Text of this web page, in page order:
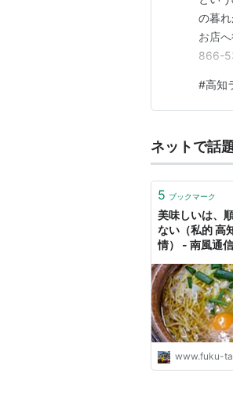
の暮
お店
866-
う告
こん…
#高知
ネットで話
5 ブックマーク
美味しいは、
ない（私的 高
情） - 南風通信
www.fuku-